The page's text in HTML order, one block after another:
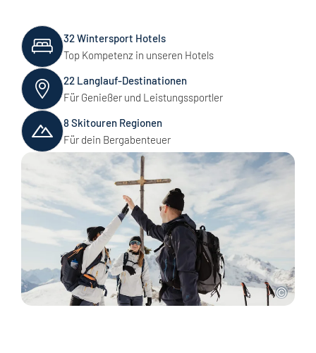
32 Wintersport Hotels
Top Kompetenz in unseren Hotels
22 Langlauf-Destinationen
Für Genießer und Leistungssportler
8 Skitouren Regionen
Für dein Bergabenteuer